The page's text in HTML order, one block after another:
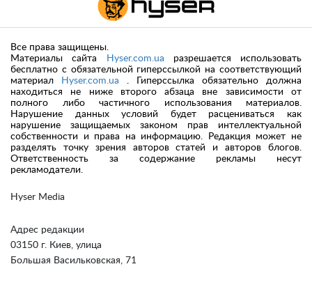
Hyser Media
Адрес редакции
03150 г. Киев, улица
Большая Васильковская, 71
Все права защищены.
Материалы сайта
Hyser.com.ua разрешается использовать
бесплатно с обязательной гиперссылкой на соответствующий
материал
Hyser.com.ua . Гиперссылка обязательно должна
находиться не ниже второго абзаца вне зависимости от
полного либо частичного использования материалов.
Нарушение данных условий будет расцениваться как
нарушение защищаемых законом прав интеллектуальной
собственности и права на информацию. Редакция может не
разделять точку зрения авторов статей и авторов блогов.
Ответственность за содержание рекламы несут
рекламодатели.